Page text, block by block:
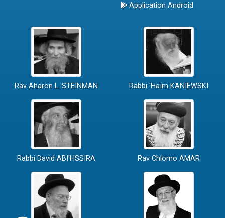
Application Android
Rav Aharon L. STEINMAN Rabbi 'Haïm KANIEWSKI
Rabbi David ABI'HSSIRA Rav Chlomo AMAR